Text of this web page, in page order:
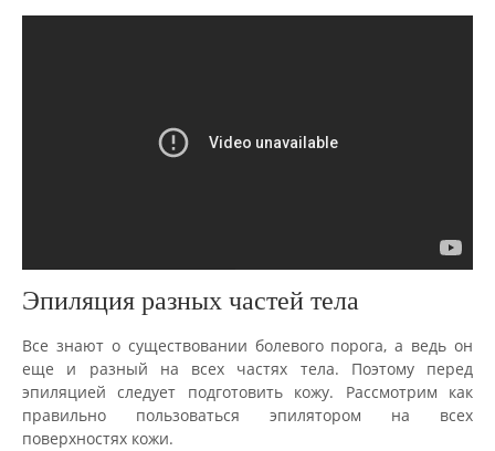
Эпиляция разных частей тела
Все знают о существовании болевого порога, а ведь он
еще и разный на всех частях тела. Поэтому перед
эпиляцией следует подготовить кожу. Рассмотрим как
правильно пользоваться эпилятором на всех
поверхностях кожи.